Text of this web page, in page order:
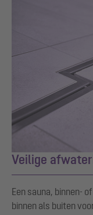
Veilige
Een sauna, binnen-
binnen als buiten